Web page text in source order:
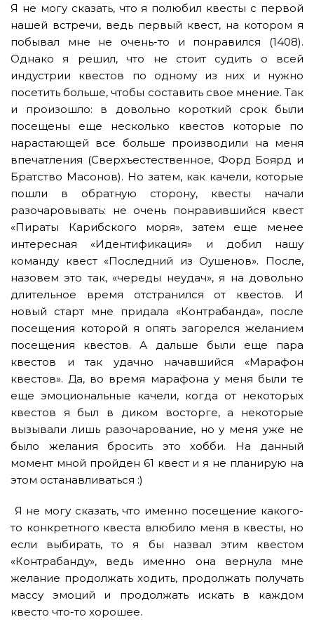
Я не могу сказать, что я полюбил квесты с первой
нашей встречи, ведь первый квест, на котором я
побывал мне не очень-то и понравился (1408).
Однако я решил, что не стоит судить о всей
индустрии квестов по одному из них и нужно
посетить больше, чтобы составить свое мнение. Так
и произошло: в довольно короткий срок были
посещены еще несколько квестов которые по
нарастающей все больше производили на меня
впечатления (Сверхъестественное, Форд Боярд и
Братство Масонов). Но затем, как качели, которые
пошли в обратную сторону, квесты начали
разочаровывать: не очень понравившийся квест
«Пираты Карибского моря», затем еще менее
интересная «Идентификация» и добил нашу
команду квест «Последний из Оушенов». После,
назовем это так, «череды неудач», я на довольно
длительное время отстранился от квестов. И
новый старт мне придала «Контрабанда», после
посещения которой я опять загорелся желанием
посещения квестов. А дальше были еще пара
квестов и так удачно начавшийся «Марафон
квестов». Да, во время марафона у меня были те
еще эмоциональные качели, когда от некоторых
квестов я был в диком восторге, а некоторые
вызывали лишь разочарование, но у меня уже не
было желания бросить это хобби. На данный
момент мной пройден 61 квест и я не планирую на
этом останавливаться :)
Я не могу сказать, что именно посещение какого-
то конкретного квеста влюбило меня в квесты, но
если выбирать, то я бы назвал этим квестом
«Контрабанду», ведь именно она вернула мне
желание продолжать ходить, продолжать получать
массу эмоций и продолжать искать в каждом
квесто что-то хорошее.